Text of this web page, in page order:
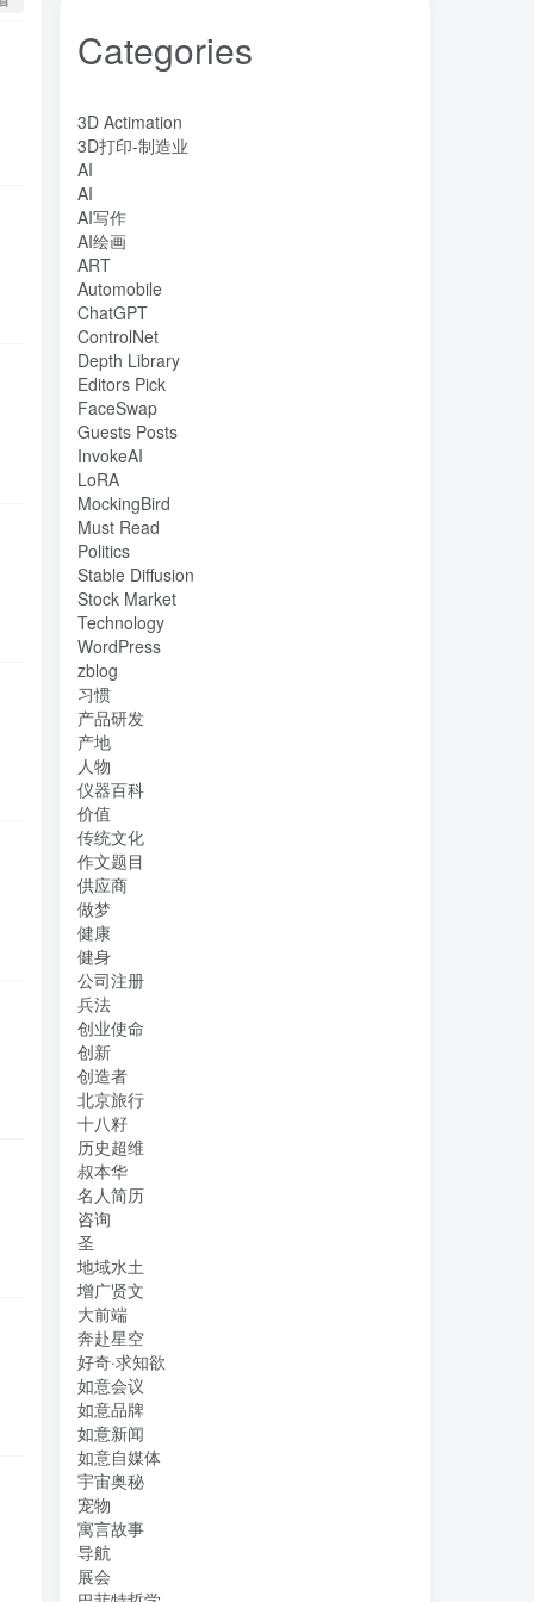
Categories
3D Actimation
3D打印-制造业
AI
AI
AI写作
AI绘画
ART
Automobile
ChatGPT
ControlNet
Depth Library
Editors Pick
FaceSwap
Guests Posts
InvokeAI
LoRA
MockingBird
Must Read
Politics
Stable Diffusion
Stock Market
Technology
WordPress
zblog
习惯
产品研发
产地
人物
仪器百科
价值
传统文化
作文题目
供应商
做梦
健康
健身
公司注册
兵法
创业使命
创新
创造者
北京旅行
十八籽
历史超维
叔本华
名人简历
咨询
圣
地域水土
增广贤文
大前端
奔赴星空
好奇·求知欲
如意会议
如意品牌
如意新闻
如意自媒体
宇宙奥秘
宠物
寓言故事
导航
展会